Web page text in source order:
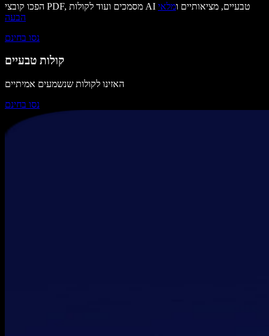
הפכו קובצי PDF, מסמכים ועוד לקולות AI טבעיים, מציאותיים ומלאי
הבעה
נסו בחינם
קולות טבעיים
האזינו לקולות שנשמעים אמיתיים
נסו בחינם